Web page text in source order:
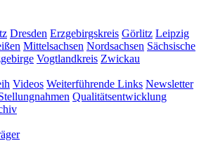
Dresden Erzgebirgskreis Görlitz Leipzig
Mittelsachsen Nordsachsen Sächsische
Vogtlandkreis Zwickau
Videos Weiterführende Links Newsletter
Qualitätsentwicklung